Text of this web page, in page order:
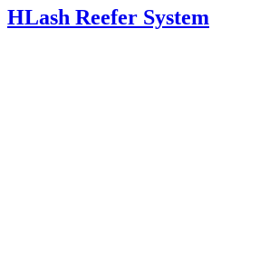
HLash Reefer System